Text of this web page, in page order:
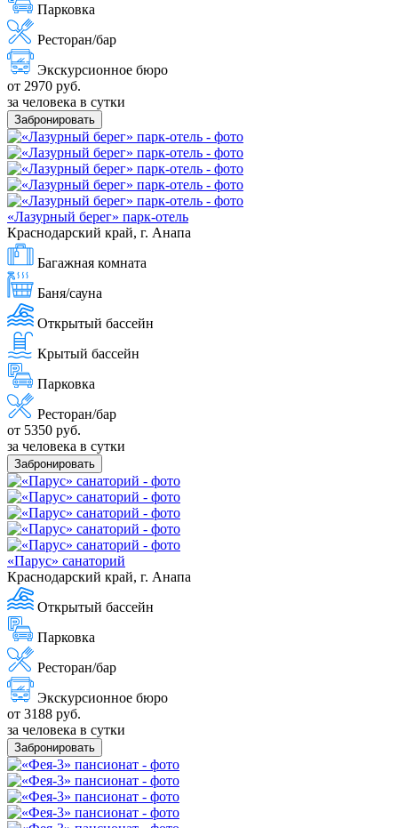
Парковка
Ресторан/бар
Экскурсионное бюро
от 2970 руб.
за человека в сутки
Забронировать
«Лазурный берег» парк-отель
Краснодарский край, г. Анапа
Багажная комната
Баня/сауна
Открытый бассейн
Крытый бассейн
Парковка
Ресторан/бар
от 5350 руб.
за человека в сутки
Забронировать
«Парус» санаторий
Краснодарский край, г. Анапа
Открытый бассейн
Парковка
Ресторан/бар
Экскурсионное бюро
от 3188 руб.
за человека в сутки
Забронировать